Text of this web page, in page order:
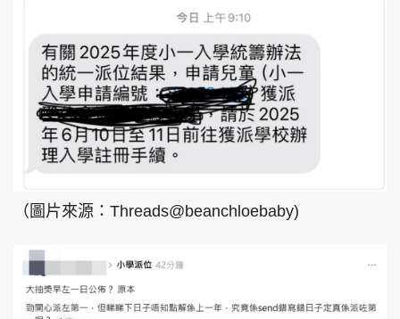
（圖片來源：Threads@beanchloebaby)